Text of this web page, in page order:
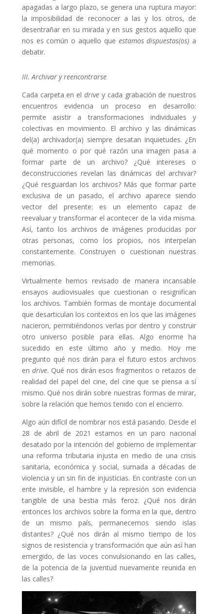
apagadas a largo plazo, se genera una ruptura mayor:
la imposibilidad de reconocer a las y los otros, de
desentrañar en su mirada y en sus gestos aquello que
nos es común o aquello que estamos dispuestas(os) a
debatir.
III. Archivar y reencontrarse
Cada carpeta en eldrive y cada grabación de nuestros
encuentros evidencia un proceso en desarrollo:
permite asistir a transformaciones individuales y
colectivas en movimiento. El archivo y las dinámicas
del(a) archivador(a) siempre desatan inquietudes. ¿En
qué momento o por qué razón una imagen pasa a
formar parte de un archivo? ¿Qué intereses o
deconstrucciones revelan las dinámicas del archivar?
¿Qué resguardan los archivos? Más que formar parte
exclusiva de un pasado, el archivo aparece siendo
vector del presente: es un elemento capaz de
reevaluar y transformar el acontecer de la vida misma.
Así, tanto los archivos de imágenes producidas por
otras personas, como los propios, nos interpelan
constantemente. Construyen o cuestionan nuestras
memorias.
Virtualmente hemos revisado de manera incansable
ensayos audiovisuales que cuestionan o resignifican
los archivos. También formas de montaje documental
que desarticulan los contextos en los que las imágenes
nacieron, permitiéndonos verlas por dentro y construir
otro universo posible para ellas. Algo enorme ha
sucedido en este último año y medio. Hoy me
pregunto qué nos dirán para el futuro estos archivos
en drive. Qué nos dirán esos fragmentos o retazos de
realidad del papel del cine, del cine que se piensa a sí
mismo. Qué nos dirán sobre nuestras formas de mirar,
sobre la relación que hemos tenido con el encierro.
Algo aún difícil de nombrar nos está pasando. Desde el
28 de abril de 2021 estamos en un paro nacional
desatado por la intención del gobierno de implementar
una reforma tributaria injusta en medio de una crisis
sanitaria, económica y social, sumada a décadas de
violencia y un sin fin de injusticias. En contraste con un
ente invisible, el hambre y la represión son evidencia
tangible de una bestia más feroz. ¿Qué nos dirán
entonces los archivos sobre la forma en la que, dentro
de un mismo país, permanecemos siendo islas
distantes? ¿Qué nos dirán al mismo tiempo de los
signos de resistencia y transformación que aún así han
emergido, de las voces convulsionando en las calles,
de la potencia de la juventud nuevamente reunida en
las calles?